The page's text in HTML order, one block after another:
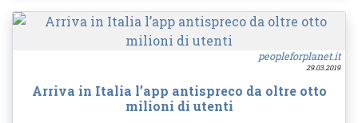
peopleforplanet.it
29.03.2019
Arriva in Italia l’app antispreco da oltre otto
milioni di utenti